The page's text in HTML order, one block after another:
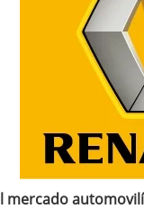
Costes vs
la rentabilidad? 12 de
sin intereses: Cómo
24 de noviembre de
tu herencia también
21 de noviembre
cuesta un software
mercado